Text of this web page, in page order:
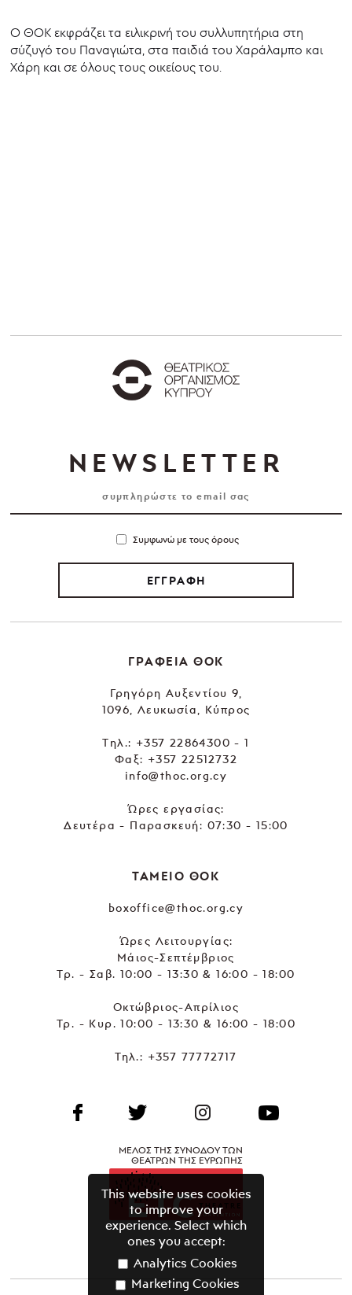
Ο ΘOK εκφράζει τα ειλικρινή του συλλυπητήρια στη
σύζυγό του Παναγιώτα, στα παιδιά του Χαράλαμπο και
Χάρη και σε όλους τους οικείους του.
NEWSLETTER
Συμφωνώ με τους όρους
ΕΓΓΡΑΦΗ
ΓΡΑΦΕΙΑ ΘΟΚ
Γρηγόρη Αυξεντίου 9,
1096, Λευκωσία, Κύπρος
Tηλ.: +357 22864300 - 1
Φαξ: +357 22512732
info@thoc.org.cy
Ώρες εργασίας:
Δευτέρα - Παρασκευή: 07:30 - 15:00
ΤΑΜΕΙΟ ΘΟΚ
boxoffice@thoc.org.cy
Ώρες Λειτουργίας:
Μάιος-Σεπτέμβριος
Τρ. - Σαβ. 10:00 - 13:30 & 16:00 - 18:00
Οκτώβριος-Απρίλιος
Τρ. - Κυρ. 10:00 - 13:30 & 16:00 - 18:00
Τηλ.: +357 77772717
ΜΕΛΟΣ ΤΗΣ ΣΥΝΟΔΟΥ ΤΩΝ
ΘΕΑΤΡΩΝ ΤΗΣ ΕΥΡΩΠΗΣ
This website uses cookies
to improve your
experience. Select which
ones you accept:
Analytics Cookies
Marketing Cookies